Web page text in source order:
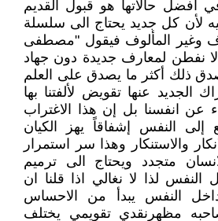
افضل حالاتها هو قبول القديم
لأن كل جديد يحتاج الى سلسلة
وغير المألوف فيقول "مصطفى
نفطن لمعارف جديدة دون جهاد
ذلك أكثر ما يصدق على العلم
الجديد عنها تقويض لألفتنا بها
عن انفسنا بل إن هذا الاغتراب
إلى النفس إشفاقاً يهز الكيان
والاستنكار وهذا سر استمرار
متجدد ويحتاج الى ترميم
النفس لذا لا نغالي اذا قلنا ان
النفس يبدأ من الاحساس
مظهرنقدي تقويمي يختلف